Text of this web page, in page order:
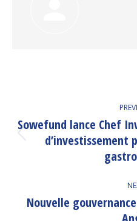
NAVIGATION
Sowefund lance Chef
Nouvelle